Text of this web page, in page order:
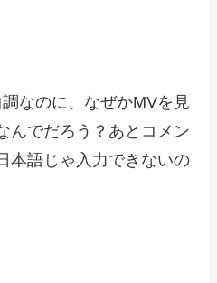
なのに、なぜかMVを見
んでだろう？あとコメン
本語じゃ入力できないの